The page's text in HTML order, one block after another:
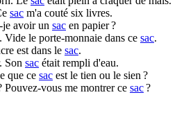
sac m'a couté six livres.
je avoir un sac en papier ?
. Vide le porte-monnaie dans ce sac.
est dans le sac.
Son sac était rempli d'eau.
que ce sac est le tien ou le sien ?
Pouvez-vous me montrer ce sac?